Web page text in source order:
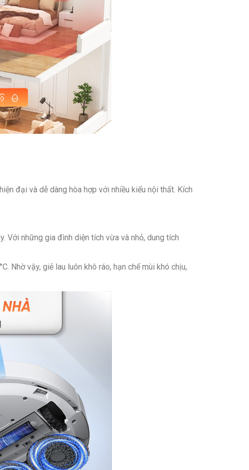
đại và dễ dàng hòa hợp với nhiều kiểu nội thất. Kích
Với những gia đình diện tích vừa và nhỏ, dung tích
Nhờ vậy, giẻ lau luôn khô ráo, hạn chế mùi khó chịu,